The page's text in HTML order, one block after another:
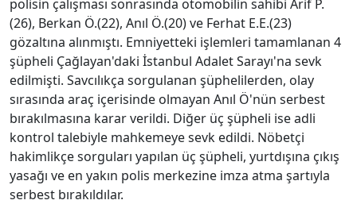
polisin çalışması sonrasında otomobilin sahibi Arif P.
(26), Berkan Ö.(22), Anıl Ö.(20) ve Ferhat E.E.(23)
gözaltına alınmıştı. Emniyetteki işlemleri tamamlanan 4
şüpheli Çağlayan'daki İstanbul Adalet Sarayı'na sevk
edilmişti. Savcılıkça sorgulanan şüphelilerden, olay
sırasında araç içerisinde olmayan Anıl Ö'nün serbest
bırakılmasına karar verildi. Diğer üç şüpheli ise adli
kontrol talebiyle mahkemeye sevk edildi. Nöbetçi
hakimlikçe sorguları yapılan üç şüpheli, yurtdışına çıkış
yasağı ve en yakın polis merkezine imza atma şartıyla
serbest bırakıldılar.